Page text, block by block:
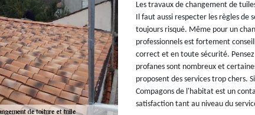
Les travaux de changement de
Il faut aussi respecter les règles
toujours risqué. Même pour un
professionnels est fortement
correct et en toute sécurité.
profanes sont nombreux et
proposent des services trop chers.
Compagons de l'habitat est un
satisfaction tant au niveau du